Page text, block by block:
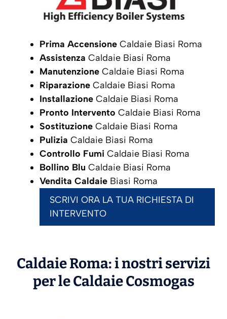
Prima Accensione Caldaie Biasi Roma
Assistenza Caldaie Biasi Roma
Manutenzione Caldaie Biasi Roma
Riparazione Caldaie Biasi Roma
Installazione Caldaie Biasi Roma
Pronto Intervento Caldaie Biasi Roma
Sostituzione Caldaie Biasi Roma
Pulizia Caldaie Biasi Roma
Controllo Fumi Caldaie Biasi Roma
Bollino Blu Caldaie Biasi Roma
Vendita Caldaie Biasi Roma
SCRIVI ORA LA TUA RICHIESTA DI
INTERVENTO
Caldaie Roma: i nostri servizi
per le CaldaieCosmogas